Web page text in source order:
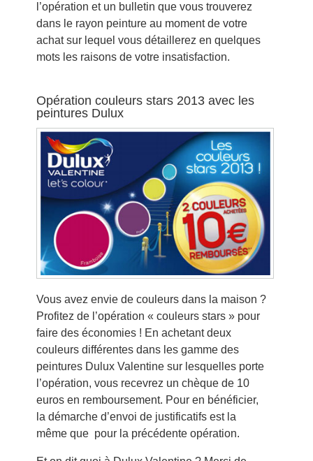
l’opération et un bulletin que vous trouverez
dans le rayon peinture au moment de votre
achat sur lequel vous détaillerez en quelques
mots les raisons de votre insatisfaction.
Opération couleurs stars 2013 avec les
peintures Dulux
Vous avez envie de couleurs dans la maison ?
Profitez de l’opération « couleurs stars » pour
faire des économies ! En achetant deux
couleurs différentes dans les gamme des
peintures Dulux Valentine sur lesquelles porte
l’opération, vous recevrez un chèque de 10
euros en remboursement. Pour en bénéficier,
la démarche d’envoi de justificatifs est la
même que pour la précédente opération.